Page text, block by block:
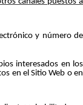
y número de
interesados en los
en el Sitio Web o en